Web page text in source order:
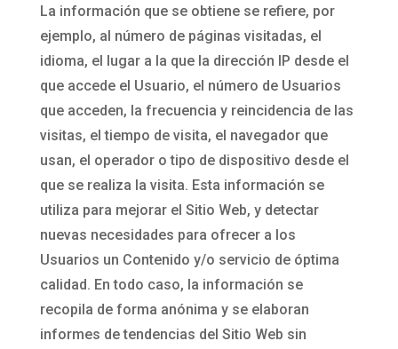
La información que se obtiene se refiere, por
ejemplo, al número de páginas visitadas, el
idioma, el lugar a la que la dirección IP desde el
que accede el Usuario, el número de Usuarios
que acceden, la frecuencia y reincidencia de las
visitas, el tiempo de visita, el navegador que
usan, el operador o tipo de dispositivo desde el
que se realiza la visita. Esta información se
utiliza para mejorar el Sitio Web, y detectar
nuevas necesidades para ofrecer a los
Usuarios un Contenido y/o servicio de óptima
calidad. En todo caso, la información se
recopila de forma anónima y se elaboran
informes de tendencias del Sitio Web sin